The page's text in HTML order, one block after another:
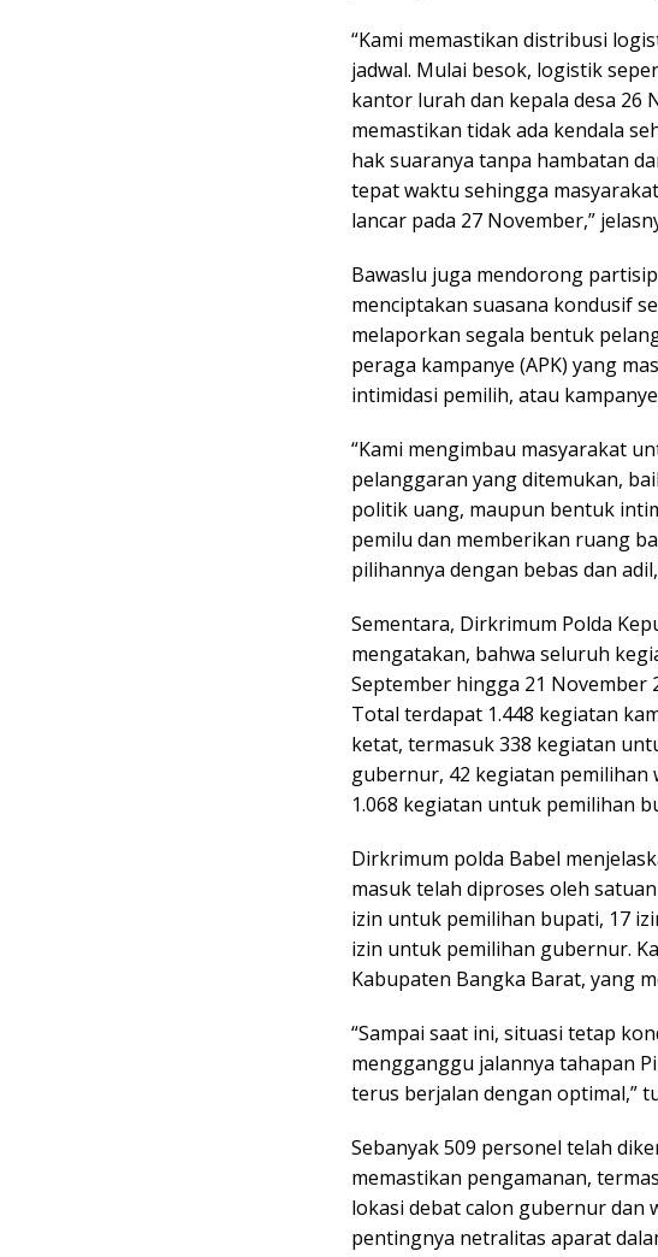
“Kami memastikan distribusi
jadwal. Mulai besok, logistik
kantor lurah dan kepala desa 26
memastikan tidak ada kendala
hak suaranya tanpa hambatan
tepat waktu sehingga
lancar pada 27 November,”
Bawaslu juga mendorong
menciptakan suasana kondusif
melaporkan segala bentuk
peraga kampanye (APK) yang
intimidasi pemilih, atau
“Kami mengimbau masyarakat
pelanggaran yang ditemukan,
politik uang, maupun bentuk
pemilu dan memberikan ruang
pilihannya dengan bebas dan
Sementara, Dirkrimum Polda
mengatakan, bahwa seluruh
September hingga 21 November
Total terdapat 1.448 kegiatan
ketat, termasuk 338 kegiatan
gubernur, 42 kegiatan pemilihan
1.068 kegiatan untuk pemilihan
Dirkrimum polda Babel
masuk telah diproses oleh
izin untuk pemilihan bupati, 17
izin untuk pemilihan gubernur.
Kabupaten Bangka Barat, yang
“Sampai saat ini, situasi tetap
mengganggu jalannya tahapan
terus berjalan dengan optimal,”
Sebanyak 509 personel telah
memastikan pengamanan,
lokasi debat calon gubernur dan
pentingnya netralitas aparat